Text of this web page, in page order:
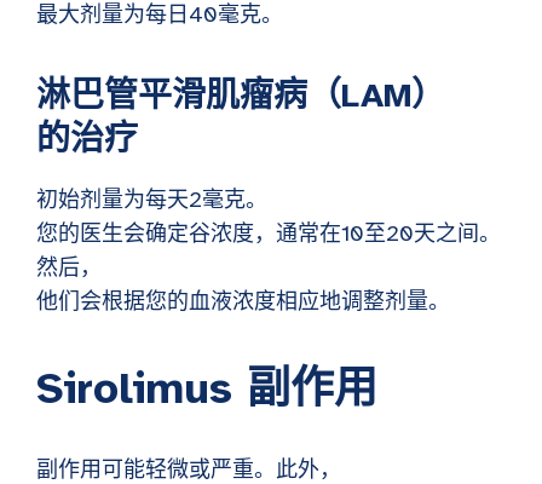
最大剂量为每日40毫克。
淋巴管平滑肌瘤病（LAM）
的治疗
初始剂量为每天2毫克。
您的医生会确定谷浓度，通常在10至20天之间。
然后，
他们会根据您的血液浓度相应地调整剂量。
Sirolimus 副作用
副作用可能轻微或严重。此外，